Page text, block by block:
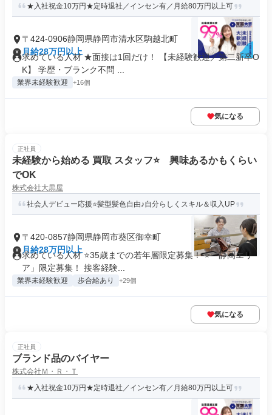
★入社祝金10万円★定時退社／インセン有／月給80万円以上可
〒424-0906静岡県静岡市清水区駒越北町
月給28万円以上
求めている人材 ★面接は1回だけ！ 【未経験歓迎／第二新卒O
K】 学歴・ブランク不問 ...
業界未経験歓迎 +16個
気になる
正社員
未経験から始める 買取 スタッフ⭐ 興味あるかもくらい
でOK
株式会社大黒屋
社会人デビュー応援⭐髪型髪色自由♪自分らしくスキル＆収入UP
〒420-0857静岡県静岡市葵区御幸町
月給28万円以上
求めている人材 ⭐35歳までの若年層限定募集！ ⭐「静岡エリ
ア」限定募集！ 接客経験...
業界未経験歓迎 歩合給あり +29個
気になる
正社員
ブランド品のバイヤー
株式会社Ｍ・Ｒ・Ｔ
★入社祝金10万円★定時退社／インセン有／月給80万円以上可